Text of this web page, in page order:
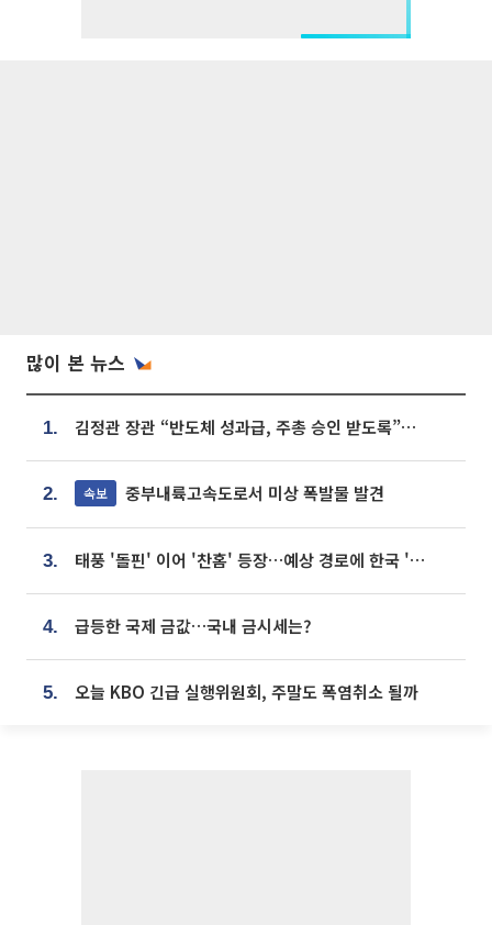
많이 본 뉴스
1. 김정관 장관 “반도체 성과급, 주총 승인 받도록”…상법·자본시장법 개정 시사
2. 속보 중부내륙고속도로서 미상 폭발물 발견
3. 태풍 '돌핀' 이어 '찬홈' 등장…예상 경로에 한국 '한숨'
4. 급등한 국제 금값…국내 금시세는?
5. 오늘 KBO 긴급 실행위원회, 주말도 폭염취소 될까